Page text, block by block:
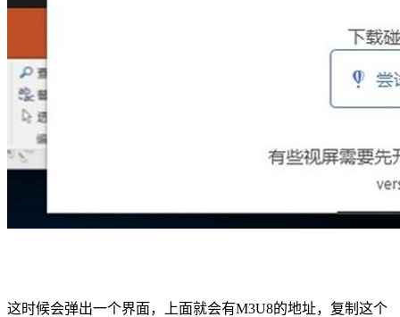
这时候会弹出一个界面，上面就会有M3U8的地址，复制这个